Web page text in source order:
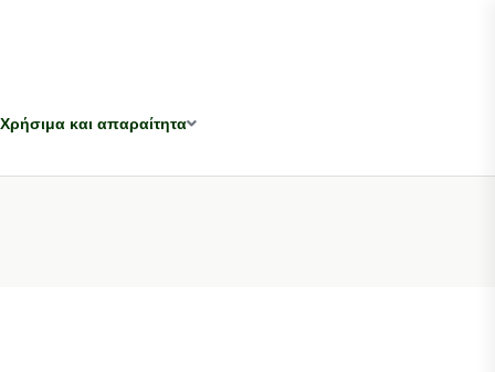
Χρήσιμα και απαραίτητα